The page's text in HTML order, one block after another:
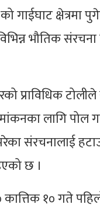
गाईघाट क्षेत्रमा
भौतिक
प्राविधिक
लागि पोल
संरचनालाई
छ ।
१० गते